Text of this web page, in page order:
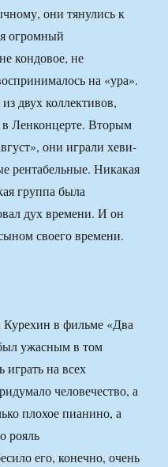
они тянулись к
огромный
кондовое, не
на «ура».
двух коллективов,
Ленконцерте. Вторым
они играли хеви-
рентабельные. Никакая
группа была
дух времени. И он
своего времени.
в фильме «Два
ужасным в том
играть на всех
человечество, а
плохое пианино, а
рояль
его, конечно, очень